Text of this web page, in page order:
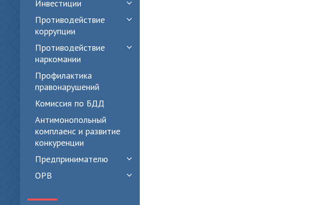
Инвестиции
Противодействие
коррупции
Противодействие
наркомании
Профилактика
правонарушений
Комиссия по БДД
Антимонопольный
комплаенс и развитие
конкуренции
Предпринимателю
ОРВ